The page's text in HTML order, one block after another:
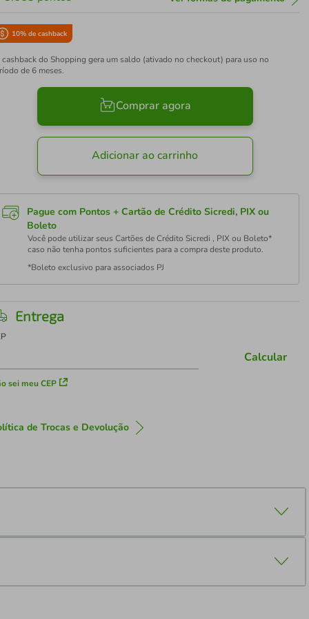
10% de cashback
cashback do Shopping gera um saldo (ativado no checkout) para uso no
de 6 meses.
Comprar agora
Adicionar ao carrinho
Pague com Pontos + Cartão de Crédito Sicredi, PIX ou
Boleto
Você pode utilizar seus Cartões de Crédito Sicredi , PIX ou Boleto*
caso não tenha pontos suficientes para a compra deste produto.
*Boleto exclusivo para associados PJ
Entrega
sei meu CEP
Calcular
de Trocas e Devolução